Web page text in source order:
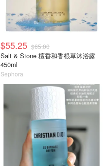
$55.25 $65.00
Salt & Stone 檀香和香根草沐浴露
450ml
Sephora